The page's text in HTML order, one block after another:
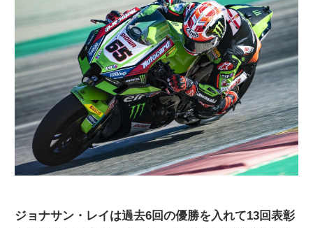
ジョナサン・レイは過去6回の優勝を入れて13回表彰